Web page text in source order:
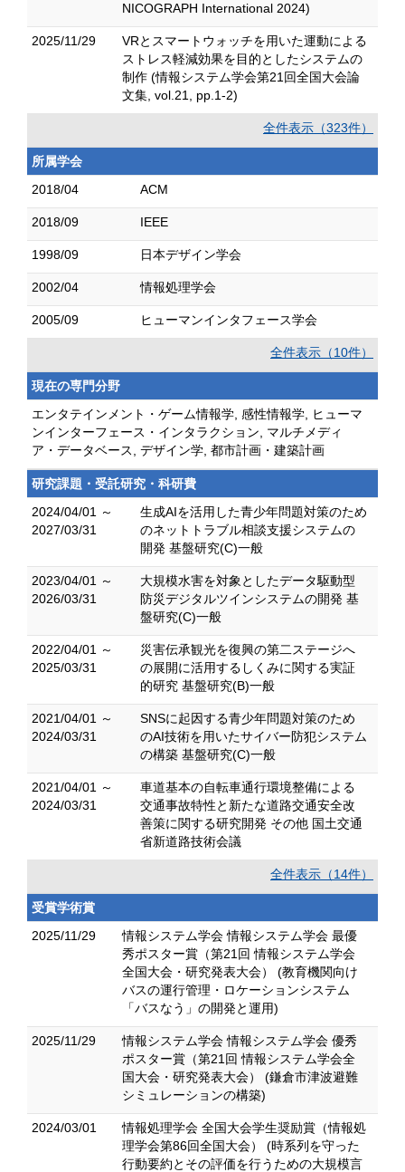
NICOGRAPH International 2024)
2025/11/29
VRとスマートウォッチを用いた運動による
ストレス軽減効果を目的としたシステムの
制作 (情報システム学会第21回全国大会論
文集, vol.21, pp.1-2)
全件表示（323件）
所属学会
2018/04
ACM
2018/09 IEEE
1998/09 日本デザイン学会
2002/04 情報処理学会
2005/09 ヒューマンインタフェース学会
全件表示（10件）
現在の専門分野
エンタテインメント・ゲーム情報学, 感性情報学, ヒューマ
ンインターフェース・インタラクション, マルチメディ
ア・データベース, デザイン学, 都市計画・建築計画
研究課題・受託研究・科研費
2024/04/01 ～
2027/03/31
生成AIを活用した青少年問題対策のため
のネットトラブル相談支援システムの
開発 基盤研究(C)一般
2023/04/01 ～
2026/03/31
大規模水害を対象としたデータ駆動型
防災デジタルツインシステムの開発 基
盤研究(C)一般
2022/04/01 ～
2025/03/31
災害伝承観光を復興の第二ステージへ
の展開に活用するしくみに関する実証
的研究 基盤研究(B)一般
2021/04/01 ～
2024/03/31
SNSに起因する青少年問題対策のため
のAI技術を用いたサイバー防犯システム
の構築 基盤研究(C)一般
2021/04/01 ～
2024/03/31
車道基本の自転車通行環境整備による
交通事故特性と新たな道路交通安全改
善策に関する研究開発 その他 国土交通
省新道路技術会議
全件表示（14件）
受賞学術賞
2025/11/29
情報システム学会 情報システム学会 最優
秀ポスター賞（第21回 情報システム学会
全国大会・研究発表大会） (教育機関向け
バスの運行管理・ロケーションシステム
「バスなう」の開発と運用)
2025/11/29
情報システム学会 情報システム学会 優秀
ポスター賞（第21回 情報システム学会全
国大会・研究発表大会） (鎌倉市津波避難
シミュレーションの構築)
2024/03/01
情報処理学会 全国大会学生奨励賞（情報処
理学会第86回全国大会） (時系列を守った
行動要約とその評価を行うための大規模言